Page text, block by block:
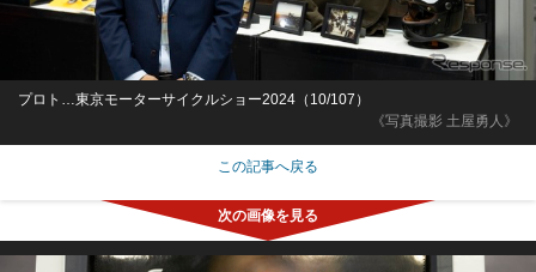
《写真撮影 土屋勇人》
プロト…東京モーターサイクルショー2024（10/107）
この記事へ戻る